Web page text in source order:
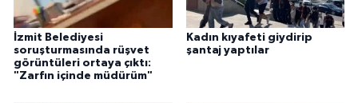
İzmit Belediyesi
soruşturmasında rüşvet
görüntüleri ortaya çıktı:
"Zarfın içinde müdürüm"
Kadın kıyafeti giydirip
şantaj yaptılar